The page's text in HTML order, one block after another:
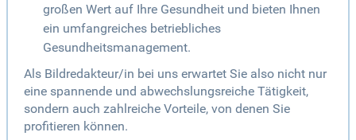
großen Wert auf Ihre Gesundheit und bieten Ihnen
ein umfangreiches betriebliches
Gesundheitsmanagement.
Als Bildredakteur/in bei uns erwartet Sie also nicht nur
eine spannende und abwechslungsreiche Tätigkeit,
sondern auch zahlreiche Vorteile, von denen Sie
profitieren können.